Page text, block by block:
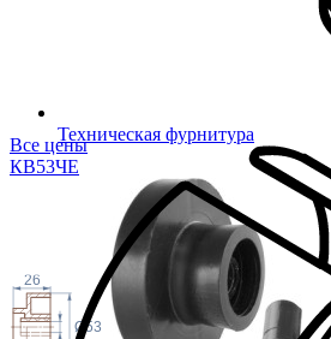
Техническая фурнитура
Все цены
КВ53ЧЕ
26
Ø53